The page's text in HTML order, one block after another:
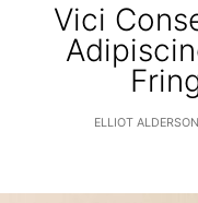
Vici
ELLIOT ALDERSON